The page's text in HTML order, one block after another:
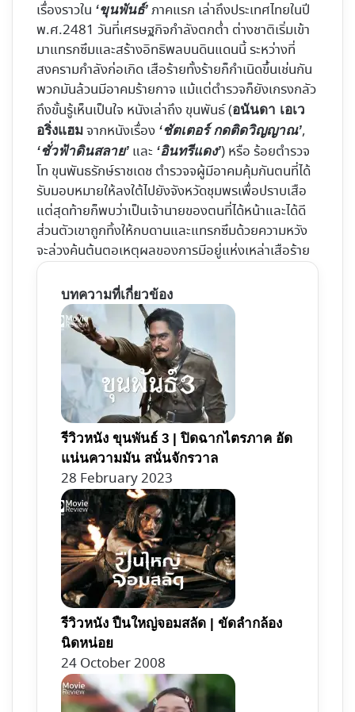
เรื่องราวใน ‘ขุนพันธ์’ ภาคแรก เล่าถึงประเทศไทยในปี
พ.ศ.2481 วันที่เศรษฐกิจกำลังตกต่ำ ต่างชาติเริ่มเข้า
มาแทรกซึมและสร้างอิทธิพลบนดินแดนนี้ ระหว่างที่
สงครามกำลังก่อเกิด เสือร้ายทั้งร้ายก็กำเนิดขึ้นเช่นกัน
พวกมันล้วนมีอาคมร้ายกาจ แม้แต่ตำรวจก็ยังเกรงกลัว
ถึงขั้นรู้เห็นเป็นใจ หนังเล่าถึง ขุนพันธ์ (อนันดา เอเว
อริ่งแฮม จากหนังเรื่อง ‘ชัตเตอร์ กดติดวิญญาณ’,
‘ชั่วฟ้าดินสลาย’ และ ‘อินทรีแดง’) หรือ ร้อยตำรวจ
โท ขุนพันธรักษ์ราชเดช ตำรวจจผู้มีอาคมคุ้มกันตนที่ได้
รับมอบหมายให้ลงใต้ไปยังจังหวัดชุมพรเพื่อปราบเสือ
แต่สุดท้ายก็พบว่าเป็นเจ้านายของตนที่ได้หน้าและได้ดี
ส่วนตัวเขาถูกทิ้งให้กบดานและแทรกซึมด้วยความหวัง
จะล่วงค้นต้นตอเหตุผลของการมีอยู่แห่งเหล่าเสือร้าย
บทความที่เกี่ยวข้อง
รีวิวหนัง ขุนพันธ์ 3 | ปิดฉากไตรภาค อัด
แน่นความมัน สนั่นจักรวาล
28 February 2023
รีวิวหนัง ปืนใหญ่จอมสลัด | ขัดลำกล้อง
นิดหน่อย
24 October 2008